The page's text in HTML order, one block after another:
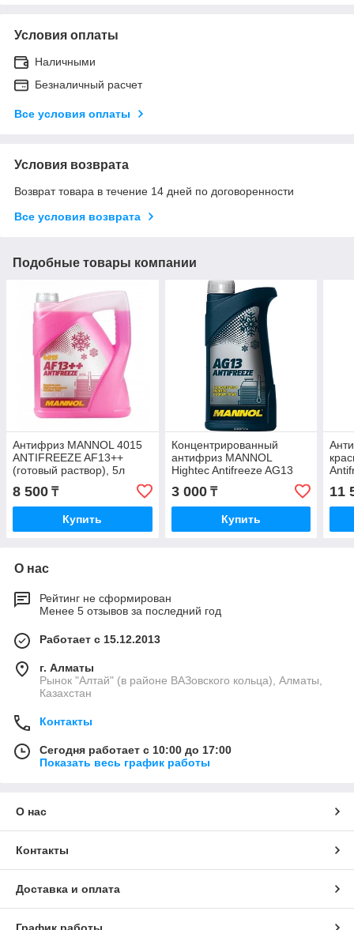
Условия оплаты
Наличными
Безналичный расчет
Все условия оплаты
Условия возврата
Возврат товара в течение 14 дней по договоренности
Все условия возврата
Подобные товары компании
Антифриз MANNOL 4015
ANTIFREEZE AF13++
(готовый раствор), 5л
8 500 ₸
Купить
Концентрированный
антифриз MANNOL
Hightec Antifreeze AG13
зеленый 1L
3 000₸
Купить
11
О нас
Рейтинг не сформирован
Менее 5 отзывов за последний год
Работает с 15.12.2013
г. Алматы
Рынок "Алтай" (в районе ВАЗовского кольца), Алматы,
Казахстан
Контакты
Сегодня работает с 10:00 до 17:00
Показать весь график работы
О нас
Контакты
Доставка и оплата